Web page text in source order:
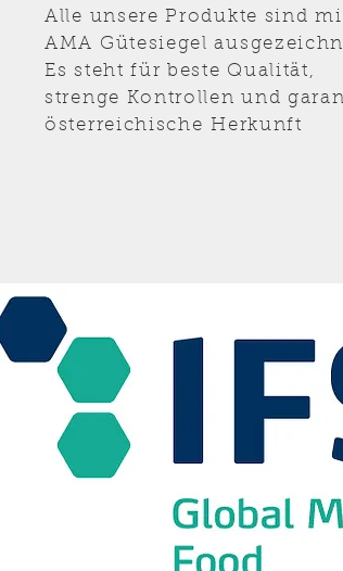
Alle unsere Produkte sind
AMA Gütesiegel
Es steht für beste Qualität,
strenge Kontrollen und
österreichische Herkunft